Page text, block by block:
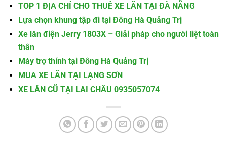
TOP 1 ĐỊA CHỈ CHO THUÊ XE LĂN TẠI ĐÀ NẴNG
Lựa chọn khung tập đi tại Đông Hà Quảng Trị
Xe lăn điện Jerry 1803X – Giải pháp cho người liệt toàn
thân
Máy trợ thính tại Đông Hà Quảng Trị
MUA XE LĂN TẠI LẠNG SƠN
XE LĂN CŨ TẠI LAI CHÂU 0935057074